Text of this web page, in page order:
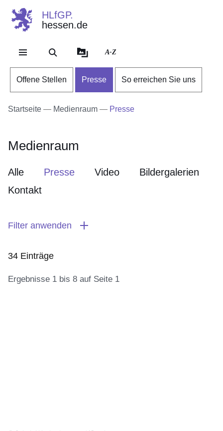
HLfGP.
hessen.de
A-Z
Offene Stellen Presse So erreichen Sie uns
Startseite Medienraum Presse
Medienraum
Alle Presse Video
Bildergalerien
Kontakt
Filter anwenden
34 Einträge
Ergebnisse 1 bis 8 auf Seite 1